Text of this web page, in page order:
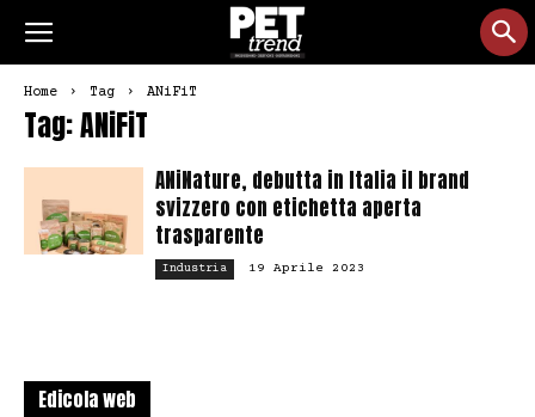
Home Tag ANiFiT
Tag: ANiFiT
ANiNature, debutta in Italia il brand
svizzero con etichetta aperta
trasparente
Industria 19 Aprile 2023
Edicola web